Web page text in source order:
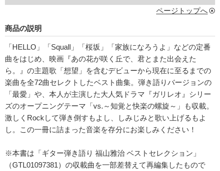
ページトップへ
商品の説明
「HELLO」「Squall」「桜坂」「家族になろうよ」などの定番
曲をはじめ、映画『あの花が咲く丘で、君とまた出会えた
ら。』の主題歌「想望」を含むデビューから現在に至るまでの
楽曲を全72曲セレクトしたベスト曲集。弾き語りバージョンの
「最愛」や、本人が主演した大人気ドラマ『ガリレオ』シリー
ズのオープニングテーマ「vs.～知覚と快楽の螺旋～」も収載。
激しくRockして弾き倒すもよし、しみじみと歌い上げるもよ
し。この一冊に詰まった音楽を存分にお楽しみください！
※本書は「ギター弾き語り 福山雅治 ベストセレクション」
（GTL01097381）の収載曲を一部差替えて再編集したもので